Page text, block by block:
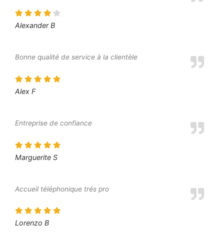
Alexander B
Bonne qualité de service à la clientèle
Alex F
Entreprise de confiance
Marguerite S
Accueil téléphonique trés pro
Lorenzo B